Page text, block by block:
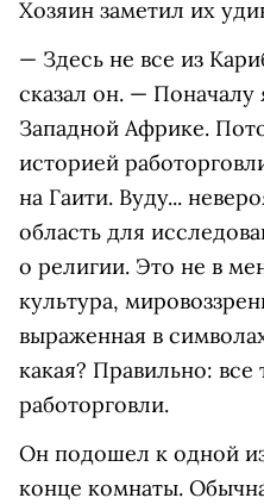
Хозяин заметил их
— Здесь не все из
сказал он. —
Западной Африке.
историей
на Гаити. Вуду...
область для
о религии. Это не в
культура,
выраженная в
какая? Правильно: все
работорговли.
Он подошел к одной
конце комнаты.